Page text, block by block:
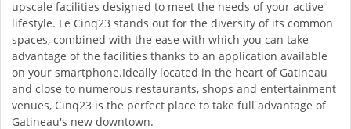
upscale facilities designed to meet the needs of your active
lifestyle. Le Cinq23 stands out for the diversity of its common
spaces, combined with the ease with which you can take
advantage of the facilities thanks to an application available
on your smartphone.Ideally located in the heart of Gatineau
and close to numerous restaurants, shops and entertainment
venues, Cinq23 is the perfect place to take full advantage of
Gatineau's new downtown.